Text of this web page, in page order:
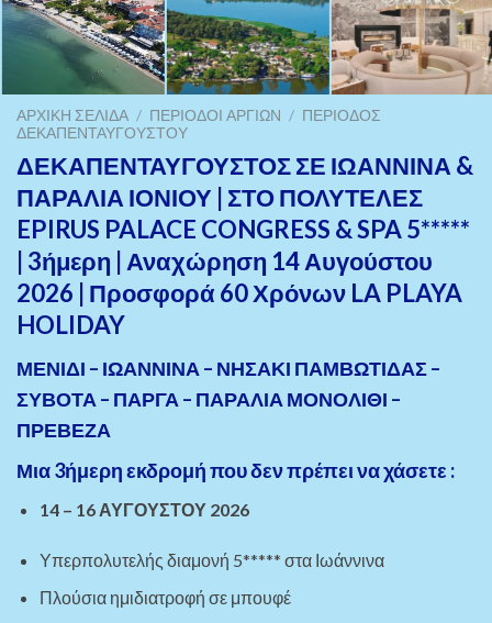
ΑΡΧΙΚΉ ΣΕΛΊΔΑ / ΠΕΡΊΟΔΟΙ ΑΡΓΊΏΝ / ΠΕΡΊΟΔΟΣ
ΔΕΚΑΠΕΝΤΑΎΓΟΥΣΤΟΥ
ΔΕΚΑΠΕΝΤΑΥΓΟΥΣΤΟΣ ΣΕ ΙΩΑΝΝΙΝΑ &
ΠΑΡΑΛΙΑ ΙΟΝΙΟΥ | ΣΤΟ ΠΟΛΥΤΕΛΕΣ
EPIRUS PALACE CONGRESS & SPA 5*****
| 3ήμερη | Αναχώρηση 14 Αυγούστου
2026 | Προσφορά 60 Χρόνων LA PLAYA
HOLIDAY
ΜΕΝΙΔΙ – ΙΩΑΝΝΙΝΑ – ΝΗΣΑΚΙ ΠΑΜΒΩΤΙΔΑΣ –
ΣΥΒΟΤΑ – ΠΑΡΓΑ – ΠΑΡΑΛΙΑ ΜΟΝΟΛΙΘΙ –
ΠΡΕΒΕΖΑ
Μια 3ήμερη εκδρομή που δεν πρέπει να χάσετε :
14 – 16 ΑΥΓΟΥΣΤΟΥ 2026
Υπερπολυτελής διαμονή 5***** στα Ιωάννινα
Πλούσια ημιδιατροφή σε μπουφέ